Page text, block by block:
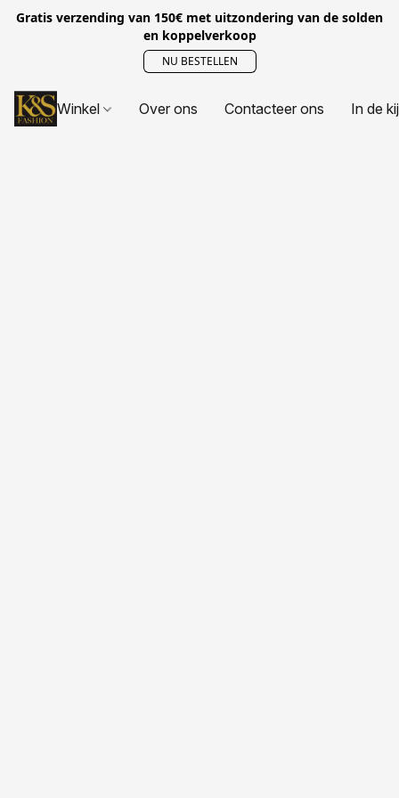
Gratis verzending van 150€ met uitzondering van de solden
en koppelverkoop
NU BESTELLEN
Winkel Over ons Contacteer ons In de